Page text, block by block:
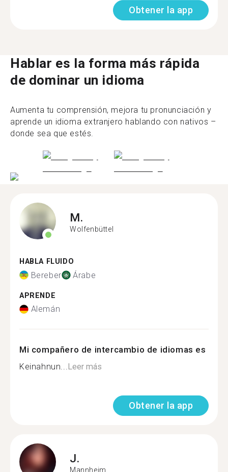
Obtener la app
Hablar es la forma más rápida
de dominar un idioma
Aumenta tu comprensión, mejora tu pronunciación y
aprende un idioma extranjero hablando con nativos –
donde sea que estés.
M.
Wolfenbüttel
HABLA FLUIDO
Bereber Árabe
APRENDE
Alemán
Mi compañero de intercambio de idiomas es
Keinahnun...Leer más
Obtener la app
J.
Mannheim